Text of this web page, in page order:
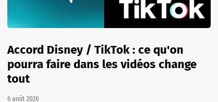
Accord Disney / TikTok : ce qu'on
pourra faire dans les vidéos change
tout
6 août 2026